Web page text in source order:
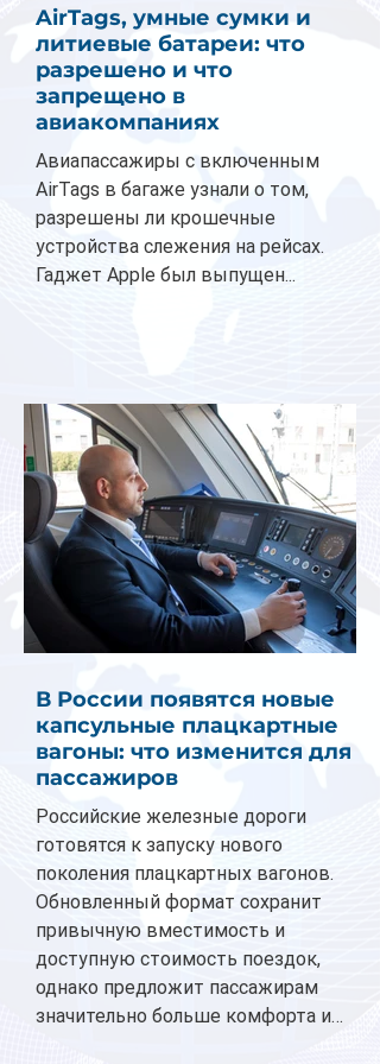
AirTags, умные сумки и
литиевые батареи: что
разрешено и что
запрещено в
авиакомпаниях
Авиапассажиры с включенным
AirTags в багаже узнали о том,
разрешены ли крошечные
устройства слежения на рейсах.
Гаджет Apple был выпущен...
В России появятся новые
капсульные плацкартные
вагоны: что изменится для
пассажиров
Российские железные дороги
готовятся к запуску нового
поколения плацкартных вагонов.
Обновленный формат сохранит
привычную вместимость и
доступную стоимость поездок,
однако предложит пассажирам
значительно больше комфорта и